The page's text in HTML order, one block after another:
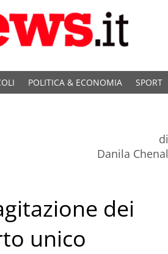
POLITICA & ECONOMIA SPORT
di
Danila Chenal
dei
unico